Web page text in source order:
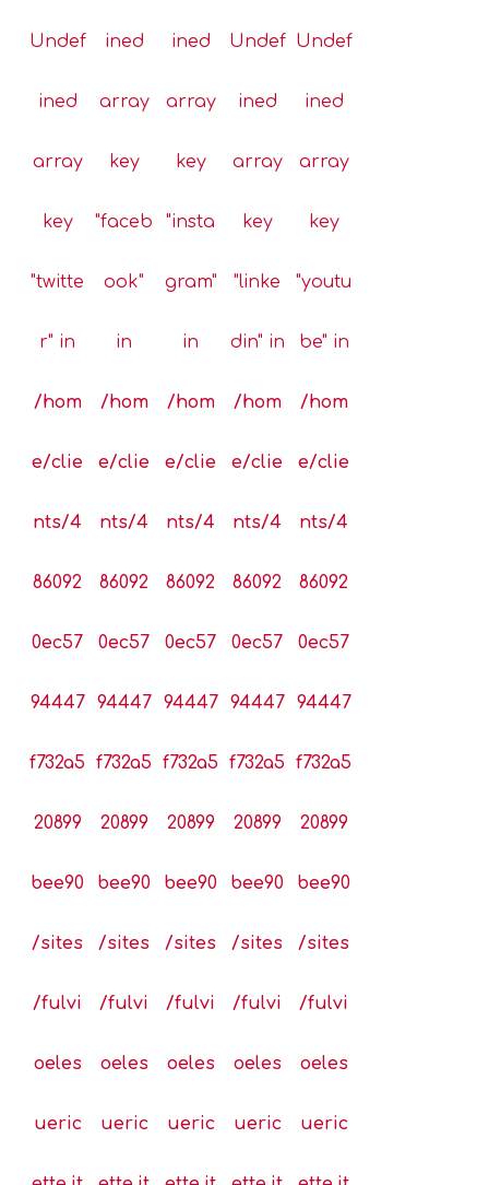
Undef
ined
array
key
"twitte
r" in
/hom
e/clie
nts/4
86092
0ec57
94447
f732a5
20899
bee90
/sites
/fulvi
oeles
ueric
ined
array
key
"faceb
ook"
in
/hom
e/clie
nts/4
86092
0ec57
94447
f732a5
20899
bee90
/sites
/fulvi
oeles
ueric
ined
array
key
"insta
gram"
in
/hom
e/clie
nts/4
86092
0ec57
94447
f732a5
20899
bee90
/sites
/fulvi
oeles
ueric
Undef
ined
array
key
"linke
din" in
/hom
e/clie
nts/4
86092
0ec57
94447
f732a5
20899
bee90
/sites
/fulvi
oeles
ueric
Undef
ined
array
key
"youtu
be" in
/hom
e/clie
nts/4
86092
0ec57
94447
f732a5
20899
bee90
/sites
/fulvi
oeles
ueric